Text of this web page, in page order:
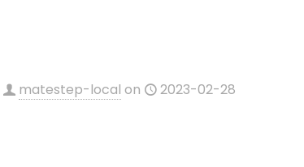
matestep-local on 2023-02-28